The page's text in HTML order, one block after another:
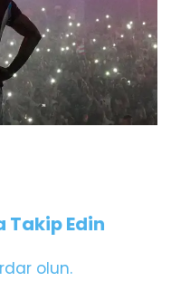
Takip Edin
olun.